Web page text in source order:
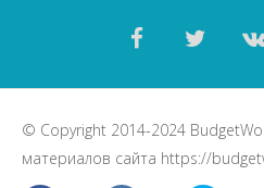
© Copyright 2014-2024
материалов сайта https://